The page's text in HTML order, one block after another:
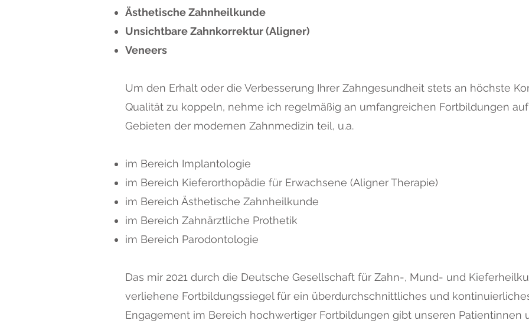
Ästhetische Zahnheilkunde
Unsichtbare Zahnkorrektur (Aligner)
Veneers
Um den Erhalt oder die Verbesserung Ihrer Zahngesundheit stets an höchste
Qualität zu koppeln, nehme ich regelmäßig an umfangreichen Fortbildungen
Gebieten der modernen Zahnmedizin teil, u.a.
im Bereich Implantologie
im Bereich Kieferorthopädie für Erwachsene (Aligner Therapie)
im Bereich Ästhetische Zahnheilkunde
im Bereich Zahnärztliche Prothetik
im Bereich Parodontologie
Das mir 2021 durch die Deutsche Gesellschaft für Zahn-, Mund- und
verliehene Fortbildungssiegel für ein überdurchschnittliches und
Engagement im Bereich hochwertiger Fortbildungen gibt unseren Patientinnen